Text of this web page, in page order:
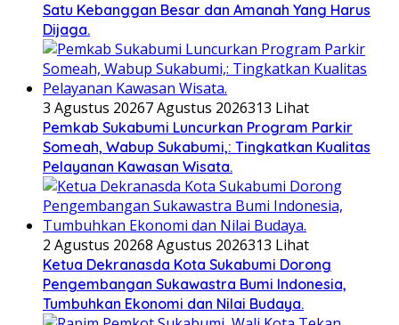
Satu Kebanggan Besar dan Amanah Yang Harus
Dijaga.
3 Agustus 20267 Agustus 2026313 Lihat
Pemkab Sukabumi Luncurkan Program Parkir
Someah, Wabup Sukabumi,: Tingkatkan Kualitas
Pelayanan Kawasan Wisata.
2 Agustus 20268 Agustus 2026313 Lihat
Ketua Dekranasda Kota Sukabumi Dorong
Pengembangan Sukawastra Bumi Indonesia,
Tumbuhkan Ekonomi dan Nilai Budaya.